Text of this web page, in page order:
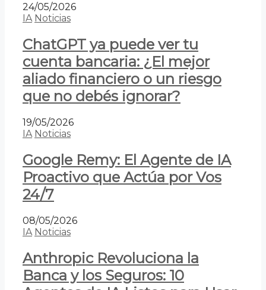
24/05/2026
IA Noticias
ChatGPT ya puede ver tu
cuenta bancaria: ¿El mejor
aliado financiero o un riesgo
que no debés ignorar?
19/05/2026
IA Noticias
Google Remy: El Agente de IA
Proactivo que Actúa por Vos
24/7
08/05/2026
IA Noticias
Anthropic Revoluciona la
Banca y los Seguros: 10